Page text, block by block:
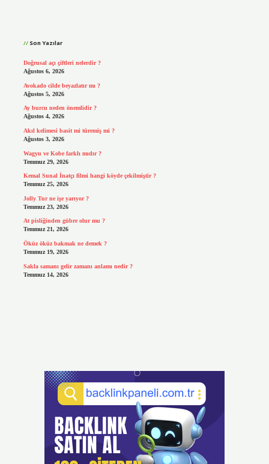
Son Yazılar
Doğrusal açı çiftleri nelerdir ?
Ağustos 6, 2026
Avokado cilde beyazlatır mı ?
Ağustos 5, 2026
Ay burcu neden önemlidir ?
Ağustos 4, 2026
Akıl kelimesi basit mi türemiş mi ?
Ağustos 3, 2026
Wagyu ve Kobe farklı mıdır ?
Temmuz 29, 2026
Kemal Sunal İnatçı filmi hangi köyde çekilmiştir ?
Temmuz 25, 2026
Jolly Tur ne işe yarıyor ?
Temmuz 23, 2026
At pisliğinden gübre olur mu ?
Temmuz 21, 2026
Öküz öküz bakmak ne demek ?
Temmuz 19, 2026
Sakla samanı gelir zamanı anlamı nedir ?
Temmuz 14, 2026